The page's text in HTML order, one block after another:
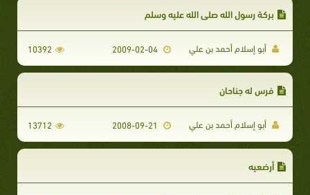
بركة رسول الله صلى الله عليه وسلم
أبو إسلام أحمد بن علي 2009-02-04
10392
فرس له جناحان
أبو إسلام أحمد بن علي 13712
أرضعيه